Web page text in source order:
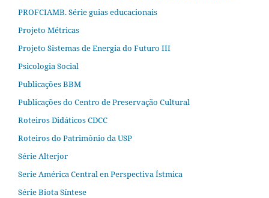
PROFCIAMB. Série guias educacionais
Projeto Métricas
Projeto Sistemas de Energia do Futuro III
Psicologia Social
Publicações BBM
Publicações do Centro de Preservação Cultural
Roteiros Didáticos CDCC
Roteiros do Patrimônio da USP
Série Alterjor
Serie América Central en Perspectiva Ístmica
Série Biota Síntese